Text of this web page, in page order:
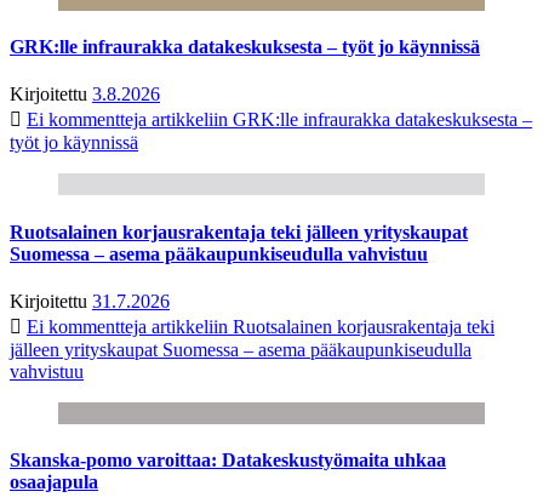
GRK:lle infraurakka datakeskuksesta – työt jo käynnissä
Kirjoitettu 3.8.2026
Ei kommentteja artikkeliin GRK:lle infraurakka datakeskuksesta –
työt jo käynnissä
Ruotsalainen korjausrakentaja teki jälleen yrityskaupat
Suomessa – asema pääkaupunkiseudulla vahvistuu
Kirjoitettu 31.7.2026
Ei kommentteja artikkeliin Ruotsalainen korjausrakentaja teki
jälleen yrityskaupat Suomessa – asema pääkaupunkiseudulla
vahvistuu
Skanska-pomo varoittaa: Datakeskustyömaita uhkaa
osaajapula